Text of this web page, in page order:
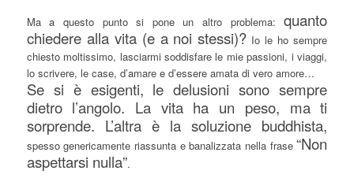
Ma a questo punto si pone un altro problema:quanto
chiedere alla vita (e a noi stessi)? Io le ho sempre
chiesto moltissimo, lasciarmi soddisfare le mie passioni, i viaggi,
lo scrivere, le case, d’amare e d’essere amata di vero amore…
Se si è esigenti, le delusioni sono sempre
dietro l’angolo. La vita ha un peso, ma ti
sorprende. L’altra è la soluzione buddhista,
spesso genericamente riassunta e banalizzata nella frase “Non
aspettarsi nulla”.